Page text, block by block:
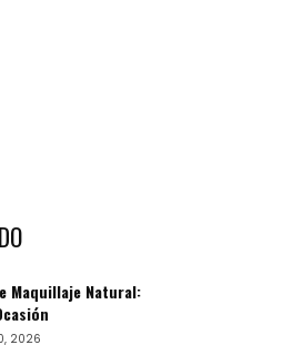
Maquillaje Natural:
2026